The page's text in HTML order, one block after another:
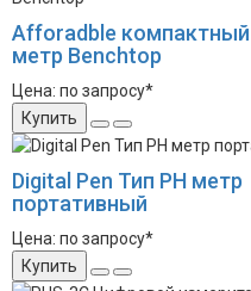
Afforadble
метр Benchtop
Цена: по запросу*
Купить
Digital Pen Тип PH метр
портативный
Цена: по запросу*
Купить